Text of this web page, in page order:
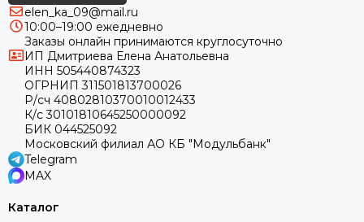
elen_ka_09@mail.ru
10:00–19:00 ежедневно
Заказы онлайн принимаются круглосуточно
ИП Дмитриева Елена Анатольевна
ИНН 505440874323
ОГРНИП 311501813700026
Р/сч 40802810370010012433
К/с 30101810645250000092
БИК 044525092
Московский филиал АО КБ "Модульбанк"
Telegram
MAX
Каталог